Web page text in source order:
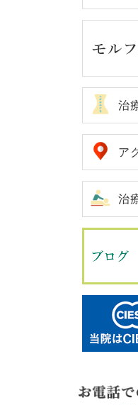
治
ア
治